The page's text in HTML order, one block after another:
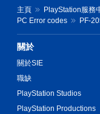
主頁 PlayStation服務
PC Error codes
PF-
關於
關於SIE
職缺
PlayStation Studios
PlayStation Productions